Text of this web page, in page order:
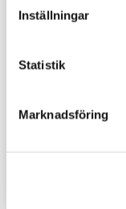
Inställningar
Statistik
Marknadsföring